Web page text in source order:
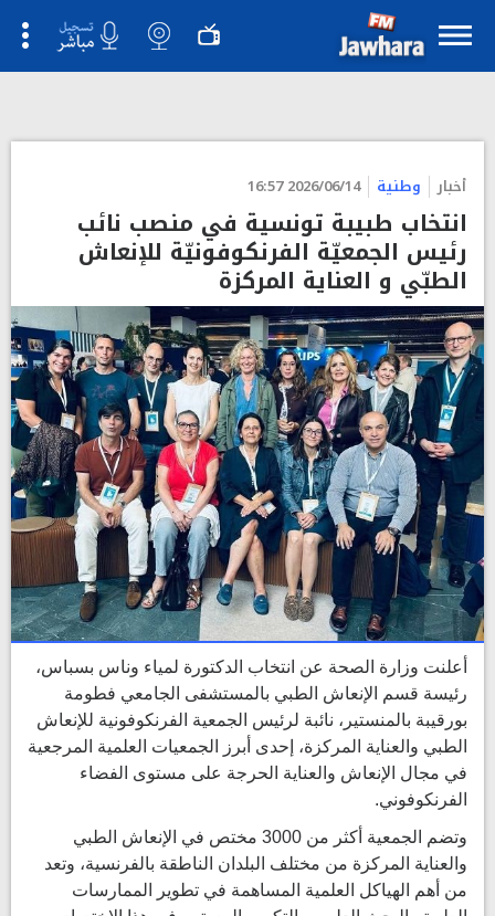
أخبار وطنية 2026/06/14 16:57
انتخاب طبيبة تونسية في منصب نائب
رئيس الجمعيّة الفرنكوفونيّة للإنعاش
الطبّي و العناية المركزة
أعلنت وزارة الصحة عن انتخاب الدكتورة لمياء وناس بسباس،
رئيسة قسم الإنعاش الطبي بالمستشفى الجامعي فطومة
بورقيبة بالمنستير، نائبة لرئيس الجمعية الفرنكوفونية للإنعاش
الطبي والعناية المركزة، إحدى أبرز الجمعيات العلمية المرجعية
في مجال الإنعاش والعناية الحرجة على مستوى الفضاء
الفرنكوفوني.
وتضم الجمعية أكثر من 3000 مختص في الإنعاش الطبي
والعناية المركزة من مختلف البلدان الناطقة بالفرنسية، وتعد
من أهم الهياكل العلمية المساهمة في تطوير الممارسات